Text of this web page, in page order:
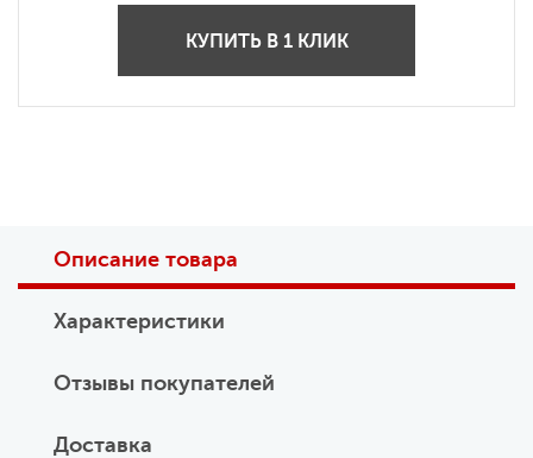
КУПИТЬ В 1 КЛИК
Описание товара
Характеристики
Отзывы покупателей
Доставка